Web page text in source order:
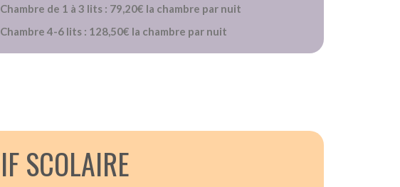
Chambre de 1 à 3 lits : 79,20€ la chambre par nuit
Chambre 4-6 lits : 128,50€ la chambre par nuit
SCOLAIRE